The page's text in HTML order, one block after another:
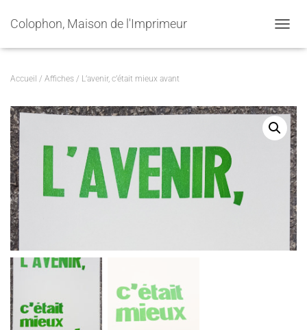
Colophon, Maison de l'Imprimeur
Accueil / Affiches / L’avenir, c’était mieux avant